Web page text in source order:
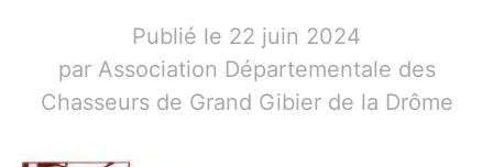
Publié le 22 juin 2024
par Association Départementale des
Chasseurs de Grand Gibier de la Drôme